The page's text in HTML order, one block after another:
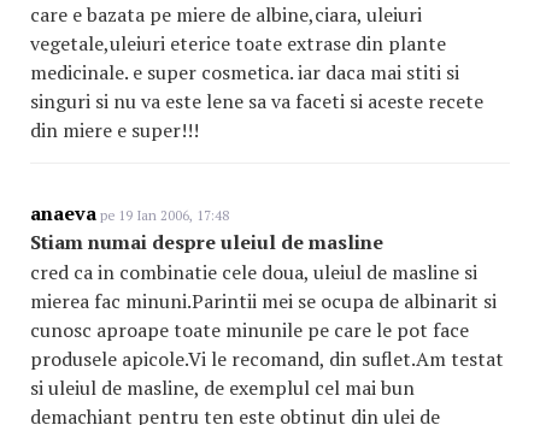
care e bazata pe miere de albine,ciara, uleiuri
vegetale,uleiuri eterice toate extrase din plante
medicinale. e super cosmetica. iar daca mai stiti si
singuri si nu va este lene sa va faceti si aceste recete
din miere e super!!!
anaeva pe 19 Ian 2006, 17:48
Stiam numai despre uleiul de masline
cred ca in combinatie cele doua, uleiul de masline si
mierea fac minuni.Parintii mei se ocupa de albinarit si
cunosc aproape toate minunile pe care le pot face
produsele apicole.Vi le recomand, din suflet.Am testat
si uleiul de masline, de exemplul cel mai bun
demachiant pentru ten este obtinut din ulei de